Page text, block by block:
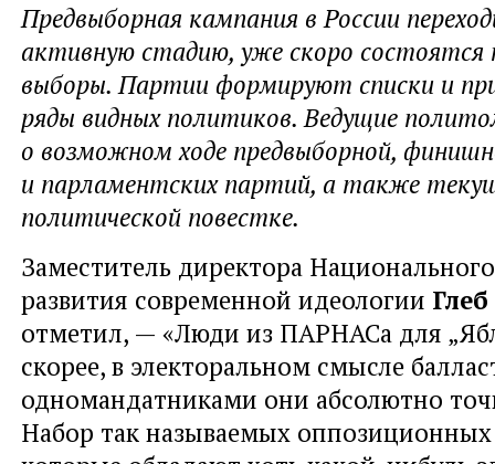
Предвыборная кампания в России
активную стадию, уже скоро состоятся
выборы. Партии формируют списки и
ряды видных политиков. Ведущие
о возможном ходе предвыборной,
и парламентских партий, а также
политической повестке.
Заместитель директора
развития современной идеологии
отметил, — «Люди из ПАРНАСа для
скорее, в электоральном смысле
одномандатниками они абсолютно
Набор так называемых